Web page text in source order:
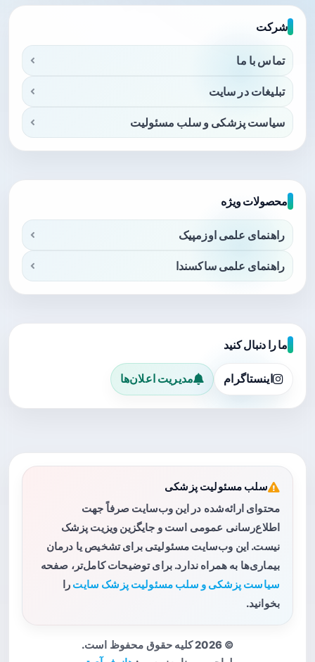
شرکت
تماس با ما
تبلیغات در سایت
سیاست پزشکی و سلب مسئولیت
محصولات ویژه
راهنمای علمی اوزمپیک
راهنمای علمی ساکسندا
ما را دنبال کنید
اینستاگرام مدیریت اعلان‌ها
سلب مسئولیت پزشکی
محتوای ارائه‌شده در این وب‌سایت صرفاً جهت
اطلاع‌رسانی عمومی است و جایگزین ویزیت پزشک
نیست. این وب‌سایت مسئولیتی برای تشخیص یا درمان
بیماری‌ها به همراه ندارد. برای توضیحات کامل‌تر، صفحه
سیاست پزشکی و سلب مسئولیت پزشک سایت را
بخوانید.
© 2026 کلیه حقوق محفوظ است.